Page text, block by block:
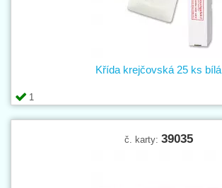
1
Křída krejčovská 25 ks bílá
č. karty: 39035